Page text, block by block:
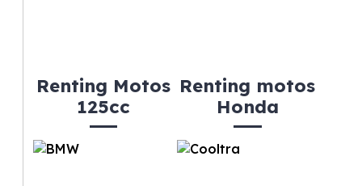
Renting Motos
125cc
Renting motos
Honda